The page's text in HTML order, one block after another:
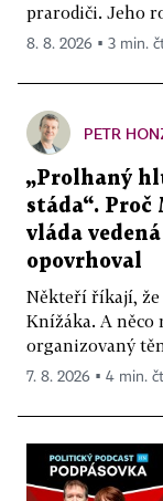
prarodiči. Jeho
8. 8. 2026 ▪ 3 min.
PETR
„Prolhaný
stáda“.
vláda
opovrhoval
Někteří říkají,
Knížáka. A něco
organizovaný
7. 8. 2026 ▪ 4 min.